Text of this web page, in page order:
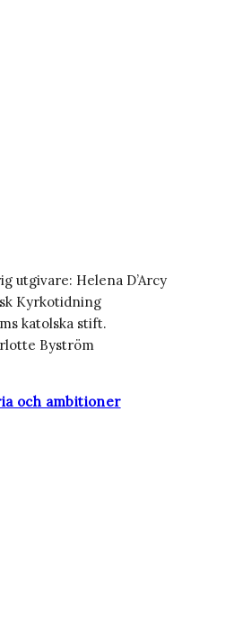
utgivare: Helena D’Arcy
Kyrkotidning
katolska stift.
Byström
och ambitioner